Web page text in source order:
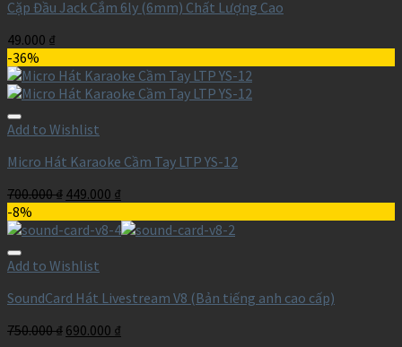
Cặp Đầu Jack Cắm 6ly (6mm) Chất Lượng Cao
49.000 ₫
-36%
Add to Wishlist
Micro Hát Karaoke Cầm Tay LTP YS-12
700.000₫ 449.000 ₫
-8%
Add to Wishlist
SoundCard Hát Livestream V8 (Bản tiếng anh cao cấp)
750.000₫ 690.000 ₫